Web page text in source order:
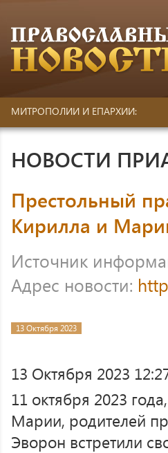
МИТРОПОЛИИ И ЕПАРХИИ:
НОВОСТИ
Престольный
Кирилла и
Источник
Адрес новости:
13 Октября 2023
13 Октября 2023
11 октября 2023
Марии, родителей
Эворон встретили